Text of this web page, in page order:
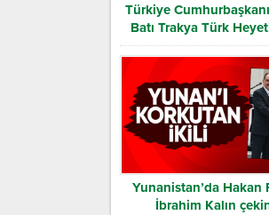
Türkiye
Batı Trakya Türk
etti
Yunanistan’da Hakan
İbrahim Kalın